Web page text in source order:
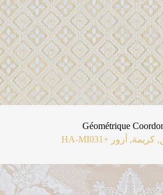
Géométrique
HA-MI03
كريمة, أزور +1